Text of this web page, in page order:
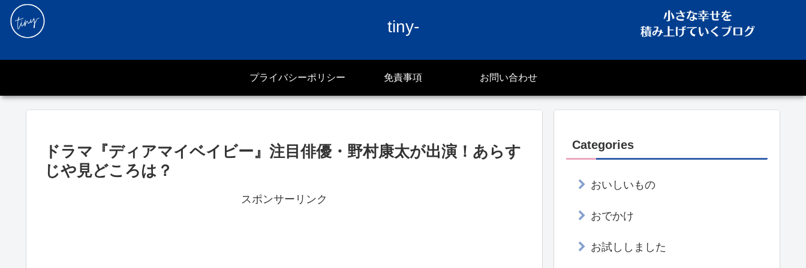
tiny-
プライバシーポリシー 免責事項 お問い合わせ
ドラマ『ディアマイベイビー』注目俳優・野村康太が出演！あらす
じや見どころは？
スポンサーリンク
Categories
おいしいもの
おでかけ
お試ししました